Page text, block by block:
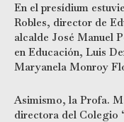
En el presídium
Robles, director de
alcalde José Manuel
en Educación, Luis
Maryanela Monroy
Asimismo, la Profa.
directora del Colegio